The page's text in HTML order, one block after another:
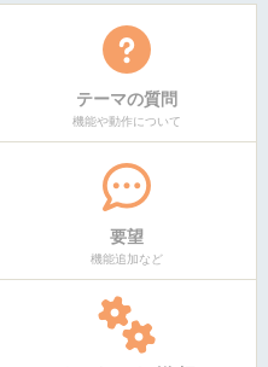
テーマの質問
機能や動作について
要望
機能追加など